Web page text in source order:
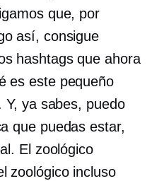
que, por
así, consigue
hashtags que ahora
es este pequeño
Y, ya sabes, puedo
que puedas estar,
El zoológico
zoológico incluso